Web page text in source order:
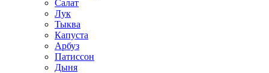
Салат
Лук
Тыква
Капуста
Арбуз
Патиссон
Дыня